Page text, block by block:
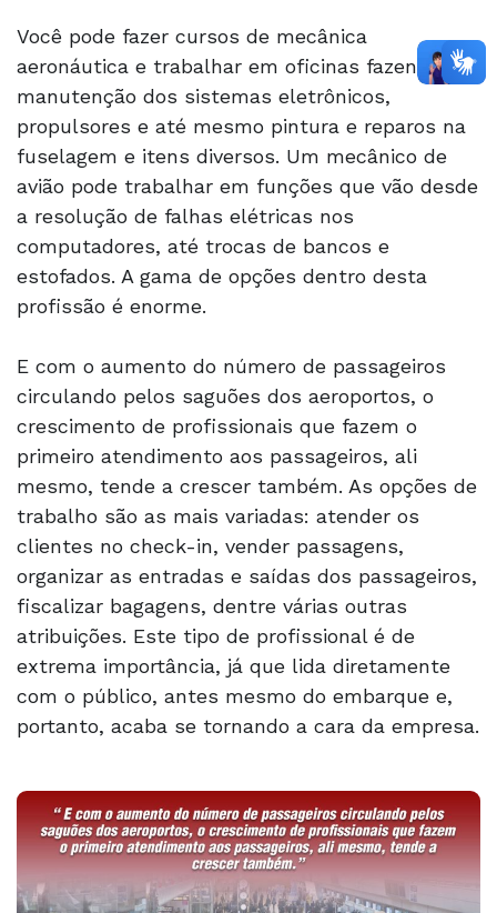
Você pode fazer cursos de mecânica
aeronáutica e trabalhar em oficinas fazendo a
manutenção dos sistemas eletrônicos,
propulsores e até mesmo pintura e reparos na
fuselagem e itens diversos. Um mecânico de
avião pode trabalhar em funções que vão desde
a resolução de falhas elétricas nos
computadores, até trocas de bancos e
estofados. A gama de opções dentro desta
profissão é enorme.
E com o aumento do número de passageiros
circulando pelos saguões dos aeroportos, o
crescimento de profissionais que fazem o
primeiro atendimento aos passageiros, ali
mesmo, tende a crescer também. As opções de
trabalho são as mais variadas: atender os
clientes no check-in, vender passagens,
organizar as entradas e saídas dos passageiros,
fiscalizar bagagens, dentre várias outras
atribuições. Este tipo de profissional é de
extrema importância, já que lida diretamente
com o público, antes mesmo do embarque e,
portanto, acaba se tornando a cara da empresa.